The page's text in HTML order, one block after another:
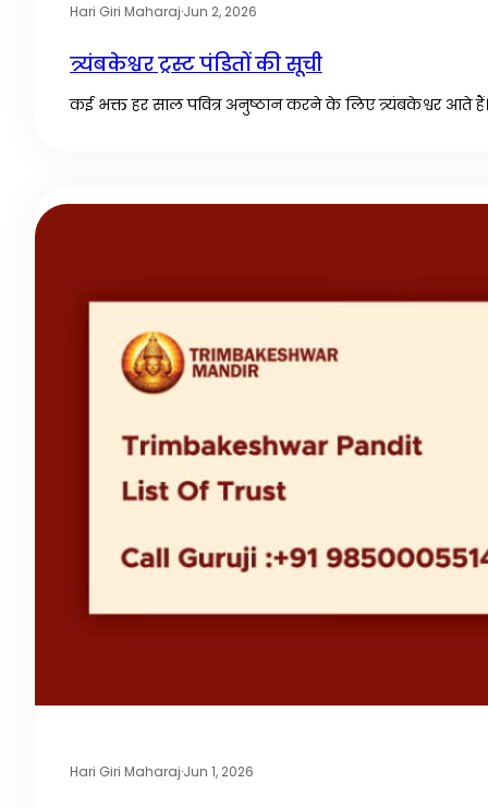
Hari Giri Maharaj·Jun 2, 2026
त्र्यंबकेश्वर ट्रस्ट पंडितों की सूची
कई भक्त हर साल पवित्र अनुष्ठान करने के लिए त्र्यंबकेश्वर आते
Hari Giri Maharaj·Jun 1, 2026